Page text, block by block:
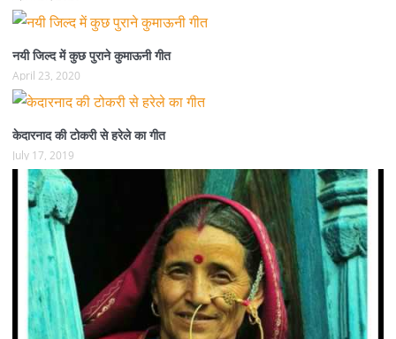
नयी जिल्द में कुछ पुराने कुमाऊनी गीत
April 23, 2020
केदारनाद की टोकरी से हरेले का गीत
July 17, 2019